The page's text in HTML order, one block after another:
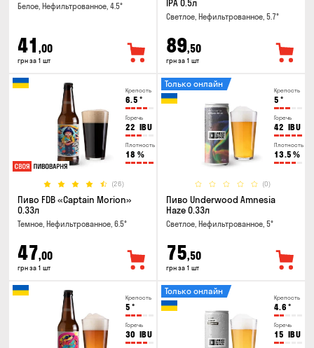
Белое, Нефильтрованное, 4.5°
41 ,00
грн за 1 шт
IPA 0.5л
Светлое, Нефильтрованное, 5.7°
89,50
грн за 1 шт
Крепость
6.5 °
Горечь
22 IBU
Плотность
18 %
(26)
Пиво FDB «Captain Morion»
0.33л
Темное, Нефильтрованное, 6.5°
47,00
грн за 1 шт
Крепость
5 °
Горечь
42 IBU
Плотность
13.5 %
(0)
Только онлайн
Пиво Underwood Amnesia
Haze 0.33л
Светлое, Нефильтрованное, 5°
75,50
грн за 1 шт
Крепость
5 °
Горечь
30 IBU
Крепость
4.6 °
Горечь
15 IBU
Только онлайн